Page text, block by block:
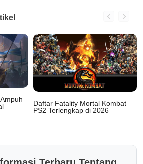
Daftar Fatality Mortal Kombat
PS2 Terlengkap di 2026